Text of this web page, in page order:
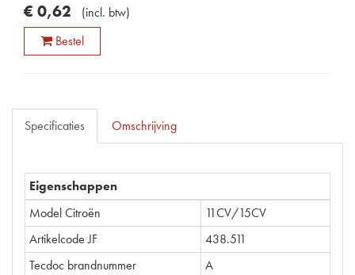
€ 0,62 (incl. btw)
Bestel
Specificaties Omschrijving
Eigenschappen
Model Citroën
11CV/15CV
Artikelcode JF
438.511
Tecdoc brandnummer
A